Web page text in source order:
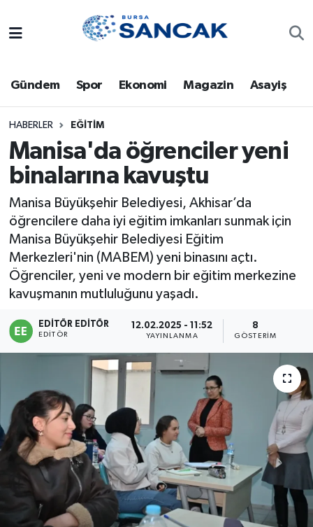
Gündem Spor Ekonomi Magazin Asayiş
HABERLER EĞITIM
Manisa'da öğrenciler yeni
binalarına kavuştu
Manisa Büyükşehir Belediyesi, Akhisar’da
öğrencilere daha iyi eğitim imkanları sunmak için
Manisa Büyükşehir Belediyesi Eğitim
Merkezleri'nin (MABEM) yeni binasını açtı.
Öğrenciler, yeni ve modern bir eğitim merkezine
kavuşmanın mutluluğunu yaşadı.
EDITÖR EDITÖR
EDITÖR
12.02.2025 - 11:52
YAYINLANMA
8
GÖSTERIM
Bursa
Dünya
Eğitim
Ekonomi
Genel
Magazin
Sağlık
Spor
Türkiye
Trafik Durumu
Süper Lig Puan Durumu ve Fikstür
Tüm Manşetler
Son Dakika Haberleri
Haber Arşivi